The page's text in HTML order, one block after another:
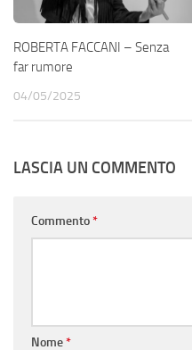
ROBERTA FACCANI – Senza
far rumore
04/05/2025
LASCIA UN COMMENTO
Commento*
Nome*